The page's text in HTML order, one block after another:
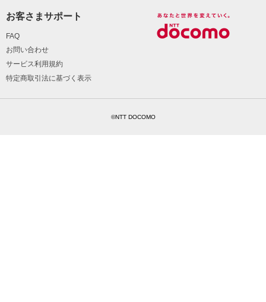
お客さまサポート
FAQ
お問い合わせ
サービス利用規約
特定商取引法に基づく表示
©NTT DOCOMO